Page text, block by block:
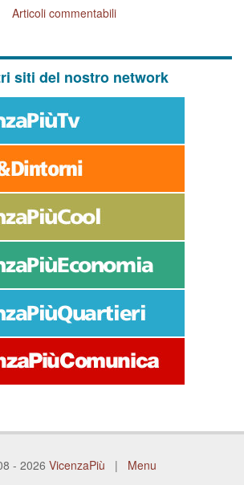
Articoli commentabili
siti del nostro network
- 2026 VicenzaPiù | Menu